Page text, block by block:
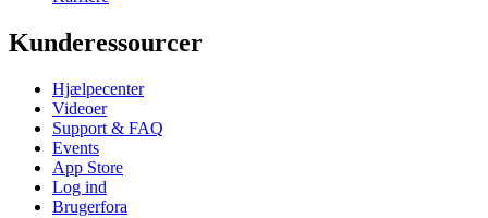
Kunderessourcer
Hjælpecenter
Videoer
Support & FAQ
Events
App Store
Log ind
Brugerfora